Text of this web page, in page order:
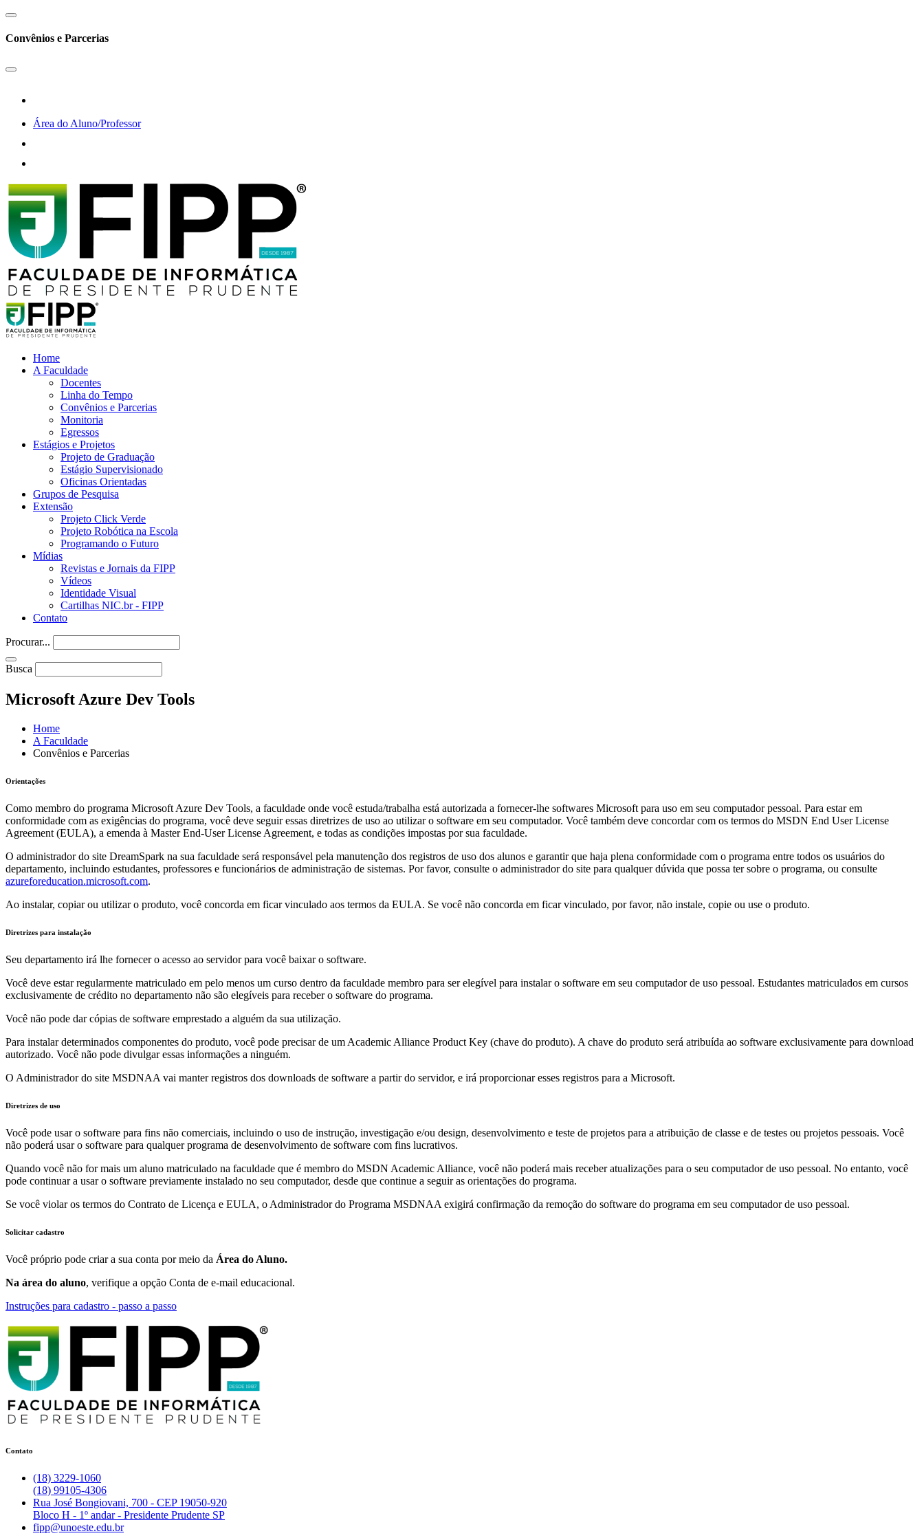
Convênios e Parcerias
Área do Aluno/Professor
Home
A Faculdade
Docentes
Linha do Tempo
Convênios e Parcerias
Monitoria
Egressos
Estágios e Projetos
Projeto de Graduação
Estágio Supervisionado
Oficinas Orientadas
Grupos de Pesquisa
Extensão
Projeto Click Verde
Projeto Robótica na Escola
Programando o Futuro
Mídias
Revistas e Jornais da FIPP
Vídeos
Identidade Visual
Cartilhas NIC.br - FIPP
Contato
Procurar...
Busca
Microsoft Azure Dev Tools
Home
A Faculdade
Convênios e Parcerias
Orientações
Como membro do programa Microsoft Azure Dev Tools, a faculdade onde você estuda/trabalha está autorizada a fornecer-lhe softwares Microsoft para uso em seu computador pessoal. Para estar em
conformidade com as exigências do programa, você deve seguir essas diretrizes de uso ao utilizar o software em seu computador. Você também deve concordar com os termos do MSDN End User License
Agreement (EULA), a emenda à Master End-User License Agreement, e todas as condições impostas por sua faculdade.
O administrador do site DreamSpark na sua faculdade será responsável pela manutenção dos registros de uso dos alunos e garantir que haja plena conformidade com o programa entre todos os usuários do
departamento, incluindo estudantes, professores e funcionários de administração de sistemas. Por favor, consulte o administrador do site para qualquer dúvida que possa ter sobre o programa, ou consulte
azureforeducation.microsoft.com.
Ao instalar, copiar ou utilizar o produto, você concorda em ficar vinculado aos termos da EULA. Se você não concorda em ficar vinculado, por favor, não instale, copie ou use o produto.
Diretrizes para instalação
Seu departamento irá lhe fornecer o acesso ao servidor para você baixar o software.
Você deve estar regularmente matriculado em pelo menos um curso dentro da faculdade membro para ser elegível para instalar o software em seu computador de uso pessoal. Estudantes matriculados em cursos
exclusivamente de crédito no departamento não são elegíveis para receber o software do programa.
Você não pode dar cópias de software emprestado a alguém da sua utilização.
Para instalar determinados componentes do produto, você pode precisar de um Academic Alliance Product Key (chave do produto). A chave do produto será atribuída ao software exclusivamente para download
autorizado. Você não pode divulgar essas informações a ninguém.
O Administrador do site MSDNAA vai manter registros dos downloads de software a partir do servidor, e irá proporcionar esses registros para a Microsoft.
Diretrizes de uso
Você pode usar o software para fins não comerciais, incluindo o uso de instrução, investigação e/ou design, desenvolvimento e teste de projetos para a atribuição de classe e de testes ou projetos pessoais. Você
não poderá usar o software para qualquer programa de desenvolvimento de software com fins lucrativos.
Quando você não for mais um aluno matriculado na faculdade que é membro do MSDN Academic Alliance, você não poderá mais receber atualizações para o seu computador de uso pessoal. No entanto, você
pode continuar a usar o software previamente instalado no seu computador, desde que continue a seguir as orientações do programa.
Se você violar os termos do Contrato de Licença e EULA, o Administrador do Programa MSDNAA exigirá confirmação da remoção do software do programa em seu computador de uso pessoal.
Solicitar cadastro
Você próprio pode criar a sua conta por meio da Área do Aluno.
Na área do aluno, verifique a opção Conta de e-mail educacional.
Instruções para cadastro - passo a passo
Contato
(18) 3229-1060
(18) 99105-4306
Rua José Bongiovani, 700 - CEP 19050-920
Bloco H - 1º andar - Presidente Prudente SP
fipp@unoeste.edu.br